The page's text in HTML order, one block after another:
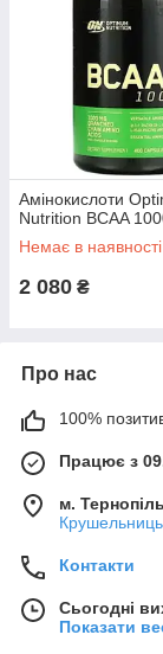
Амінокислоти
Nutrition BCAA
Немає в наявності
2 080 ₴
Про нас
100%
Працює з
м. Тернопіль
Контакти
Сьогодні
Показати